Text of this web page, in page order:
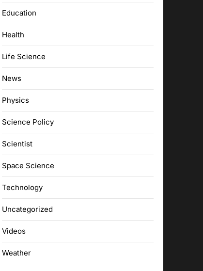
Education
Health
Life Science
News
Physics
Science Policy
Scientist
Space Science
Technology
Uncategorized
Videos
Weather